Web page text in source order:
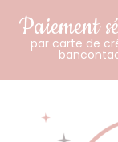
Paiement
par carte de